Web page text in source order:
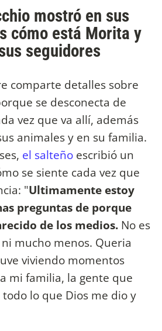
mostró en sus
cómo está Morita y
seguidores
comparte detalles sobre
se desconecta de
vez que va allí, además
animales y en su familia.
el salteño escribió un
se siente cada vez que
"Ultimamente estoy
preguntas de porque
de los medios. No es
mucho menos. Queria
viviendo momentos
mi familia, la gente que
lo que Dios me dio y